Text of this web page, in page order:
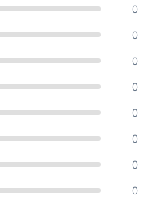
0
0
0
0
0
0
0
0